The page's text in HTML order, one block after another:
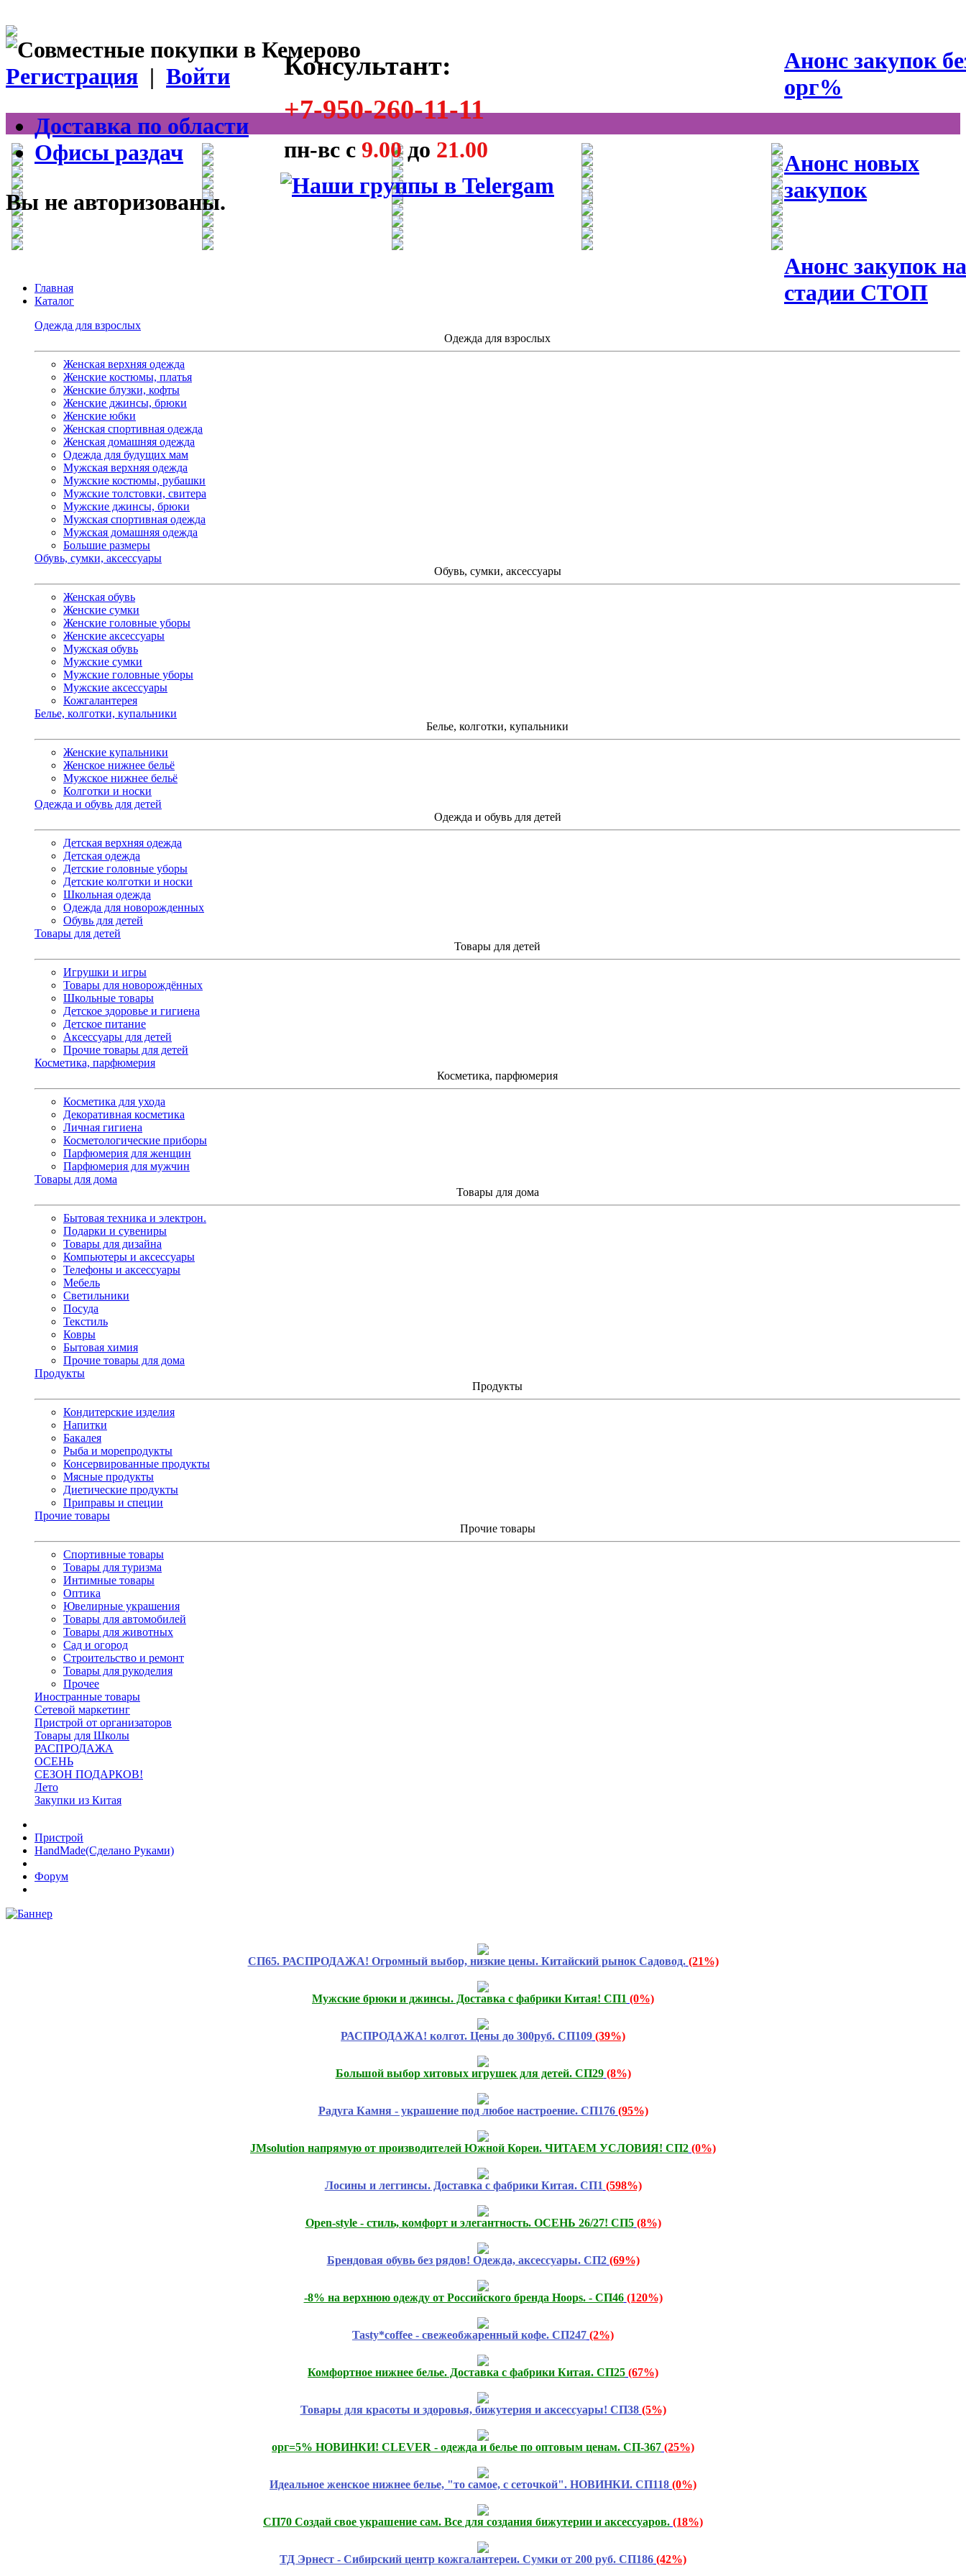
Анонс закупок
орг%
Анонс новых
закупок
Анонс закупок на
стадии СТОП
Консультант:
+7-950-260-11-11
пн-вс с 9.00до 21.00
Регистрация | Войти
Доставка по области
Офисы раздач
Вы не авторизованы.
Главная
Каталог
Одежда для взрослых
Одежда для взрослых
Женская верхняя одежда
Женские костюмы, платья
Женские блузки, кофты
Женские джинсы, брюки
Женские юбки
Женская спортивная одежда
Женская домашняя одежда
Одежда для будущих мам
Мужская верхняя одежда
Мужские костюмы, рубашки
Мужские толстовки, свитера
Мужские джинсы, брюки
Мужская спортивная одежда
Мужская домашняя одежда
Большие размеры
Обувь, сумки, аксессуары
Обувь, сумки, аксессуары
Женская обувь
Женские сумки
Женские головные уборы
Женские аксессуары
Мужская обувь
Мужские сумки
Мужские головные уборы
Мужские аксессуары
Кожгалантерея
Белье, колготки, купальники
Белье, колготки, купальники
Женские купальники
Женское нижнее бельё
Мужское нижнее бельё
Колготки и носки
Одежда и обувь для детей
Одежда и обувь для детей
Детская верхняя одежда
Детская одежда
Детские головные уборы
Детские колготки и носки
Школьная одежда
Одежда для новорожденных
Обувь для детей
Товары для детей
Товары для детей
Игрушки и игры
Товары для новорождённых
Школьные товары
Детское здоровье и гигиена
Детское питание
Аксессуары для детей
Прочие товары для детей
Косметика, парфюмерия
Косметика, парфюмерия
Косметика для ухода
Декоративная косметика
Личная гигиена
Косметологические приборы
Парфюмерия для женщин
Парфюмерия для мужчин
Товары для дома
Товары для дома
Бытовая техника и электрон.
Подарки и сувениры
Товары для дизайна
Компьютеры и аксессуары
Телефоны и аксессуары
Мебель
Светильники
Посуда
Текстиль
Ковры
Бытовая химия
Прочие товары для дома
Продукты
Продукты
Кондитерские изделия
Напитки
Бакалея
Рыба и морепродукты
Консервированные продукты
Мясные продукты
Диетические продукты
Приправы и специи
Прочие товары
Прочие товары
Спортивные товары
Товары для туризма
Интимные товары
Оптика
Ювелирные украшения
Товары для автомобилей
Товары для животных
Сад и огород
Строительство и ремонт
Товары для рукоделия
Прочее
Иностранные товары
Сетевой маркетинг
Пристрой от организаторов
Товары для Школы
РАСПРОДАЖА
ОСЕНЬ
СЕЗОН ПОДАРКОВ!
Лето
Закупки из Китая
Пристрой
HandMade(Сделано Руками)
Форум
СП65. РАСПРОДАЖА! Огромный выбор, низкие цены. Китайский рынок Садовод. (21%)
Мужские брюки и джинсы. Доставка с фабрики Китая! СП1 (0%)
РАСПРОДАЖА! колгот. Цены до 300руб. СП109 (39%)
Большой выбор хитовых игрушек для детей. СП29 (8%)
Радуга Камня - украшение под любое настроение. СП176 (95%)
JMsolution напрямую от производителей Южной Кореи. ЧИТАЕМ УСЛОВИЯ! СП2 (0%)
Лосины и леггинсы. Доставка с фабрики Китая. СП1 (598%)
Open-style - стиль, комфорт и элегантность. ОСЕНЬ 26/27! СП5 (8%)
Брендовая обувь без рядов! Одежда, аксессуары. СП2 (69%)
-8% на верхнюю одежду от Российского бренда Hoops. - СП46 (120%)
Tasty*coffee - свежеобжаренный кофе. СП247 (2%)
Комфортное нижнее белье. Доставка с фабрики Китая. СП25 (67%)
Товары для красоты и здоровья, бижутерия и аксессуары! СП38 (5%)
орг=5% НОВИНКИ! CLEVER - одежда и белье по оптовым ценам. СП-367 (25%)
Идеальное женское нижнее белье, "то самое, с сеточкой". НОВИНКИ. СП118 (0%)
СП70 Создай свое украшение сам. Все для создания бижутерии и аксессуаров. (18%)
ТД Эрнест - Сибирский центр кожгалантереи. Сумки от 200 руб. СП186 (42%)